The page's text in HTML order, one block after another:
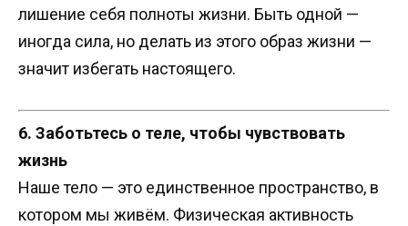
лишение себя полноты жизни. Быть одной —
иногда сила, но делать из этого образ жизни —
значит избегать настоящего.
6. Заботьтесь о теле, чтобы чувствовать
жизнь
Наше тело — это единственное пространство, в
котором мы живём. Физическая активность